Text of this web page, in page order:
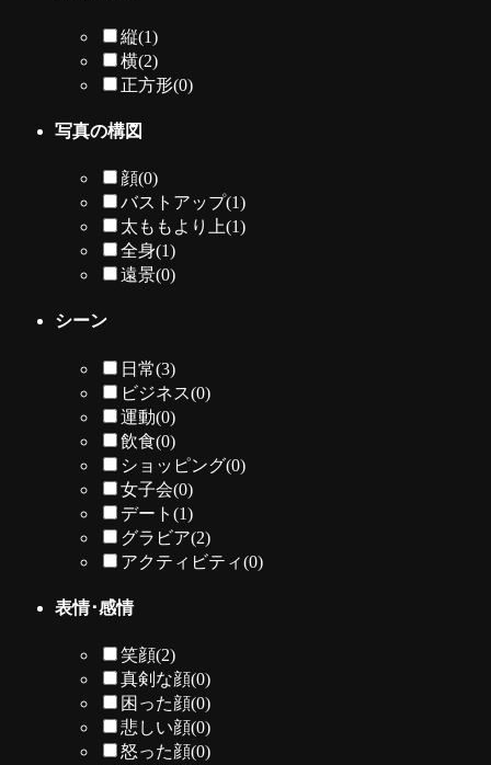
縦(1)
横(2)
正方形(0)
写真の構図
顔(0)
バストアップ(1)
太ももより上(1)
全身(1)
遠景(0)
シーン
日常(3)
ビジネス(0)
運動(0)
飲食(0)
ショッピング(0)
女子会(0)
デート(1)
グラビア(2)
アクティビティ(0)
表情･感情
笑顔(2)
真剣な顔(0)
困った顔(0)
悲しい顔(0)
怒った顔(0)